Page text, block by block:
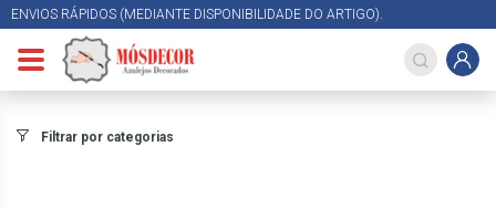
ENVIOS RÁPIDOS (MEDIANTE DISPONIBILIDADE DO ARTIGO).
Filtrar por categorias